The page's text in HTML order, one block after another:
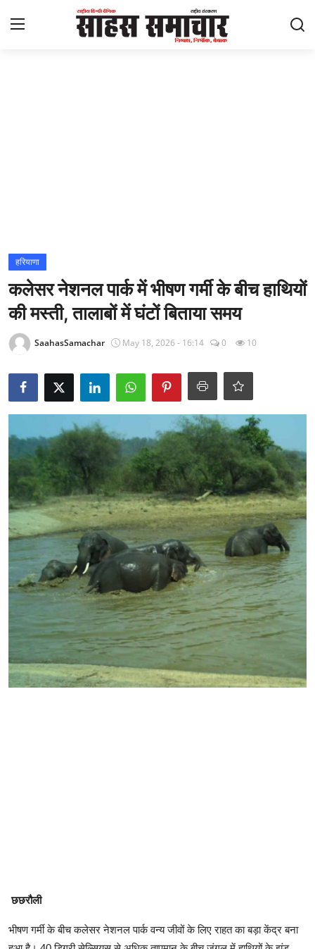
राज्य
अंतराष्ट्रीय
Epaper
लाइफस्टाइल
टेक
हरियाणा
कलेसर नेशनल पार्क में भीषण गर्मी के बीच हाथियों
की मस्ती, तालाबों में घंटों बिताया समय
SaahasSamachar May 18, 2026 - 16:14 0 10
छछरौली
भीषण गर्मी के बीच कलेसर नेशनल पार्क वन्य जीवों के लिए राहत का बड़ा केंद्र बना